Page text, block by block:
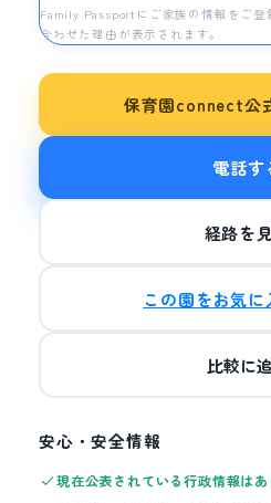
Family Passportにご家族の情報をご登
合わせた理由が表示されます。
保育園connect公
電話す
経路を
この園をお気に
比較に
安心・安全情報
現在公表されている行政情報はあ